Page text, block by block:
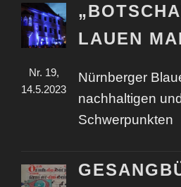
Nr. 19,
14.5.2023
LAUEN MAI
Nürnberger
nachhaltigen
Schwerpunkten